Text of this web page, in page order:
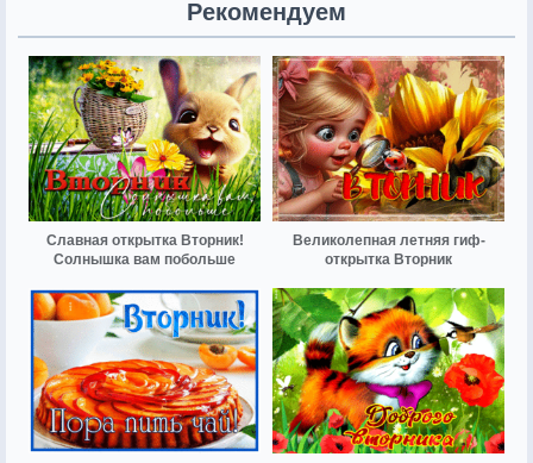
Рекомендуем
Славная открытка Вторник!
Солнышка вам побольше
Великолепная летняя гиф-
открытка Вторник